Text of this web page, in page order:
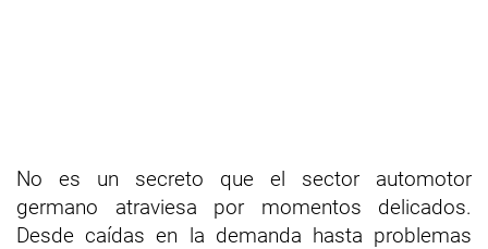
No es un secreto que el sector automotor
germano atraviesa por momentos delicados.
Desde caídas en la demanda hasta problemas